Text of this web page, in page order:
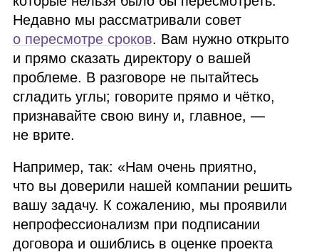
Недавно мы рассматривали совет
о пересмотре сроков. Вам нужно открыто
и прямо сказать директору о вашей
проблеме. В разговоре не пытайтесь
сгладить углы; говорите прямо и чётко,
признавайте свою вину и, главное, —
не врите.
Например, так: «Нам очень приятно,
что вы доверили нашей компании решить
вашу задачу. К сожалению, мы проявили
непрофессионализм при подписании
договора и ошиблись в оценке проекта